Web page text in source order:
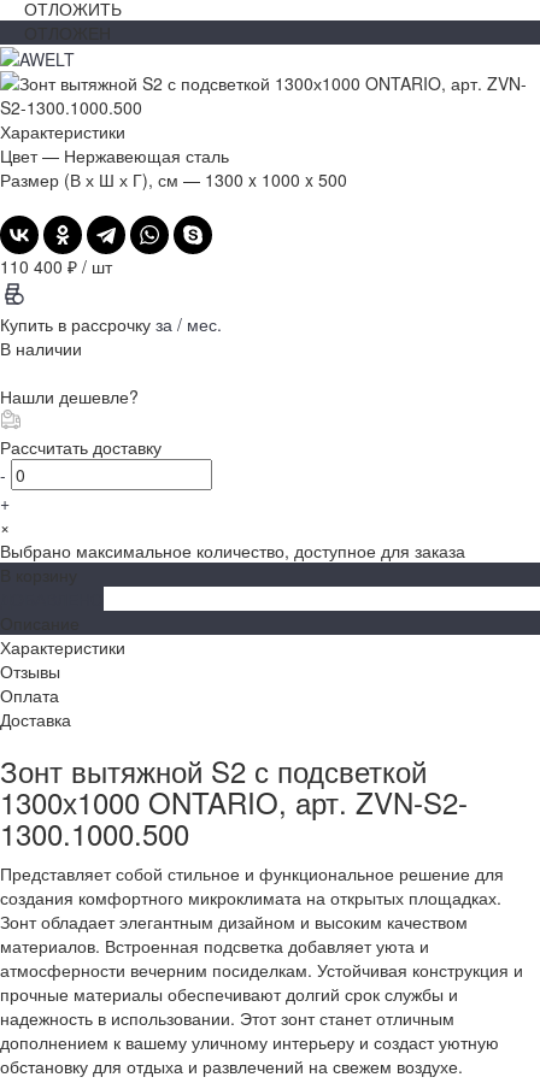
ОТЛОЖИТЬ
Характеристики
Цвет — Нержавеющая сталь
Размер (В х Ш х Г), см — 1300 x 1000 x 500
110 400 ₽ / шт
Купить в рассрочку за / мес.
В наличии
Нашли дешевле?
Рассчитать доставку
-
+
×
Выбрано максимальное количество, доступное для заказа
Характеристики
Отзывы
Оплата
Доставка
Зонт вытяжной S2 с подсветкой
1300х1000 ONTARIO, арт. ZVN-S2-
1300.1000.500
Представляет собой стильное и функциональное решение для
создания комфортного микроклимата на открытых площадках.
Зонт обладает элегантным дизайном и высоким качеством
материалов. Встроенная подсветка добавляет уюта и
атмосферности вечерним посиделкам. Устойчивая конструкция и
прочные материалы обеспечивают долгий срок службы и
надежность в использовании. Этот зонт станет отличным
дополнением к вашему уличному интерьеру и создаст уютную
обстановку для отдыха и развлечений на свежем воздухе.